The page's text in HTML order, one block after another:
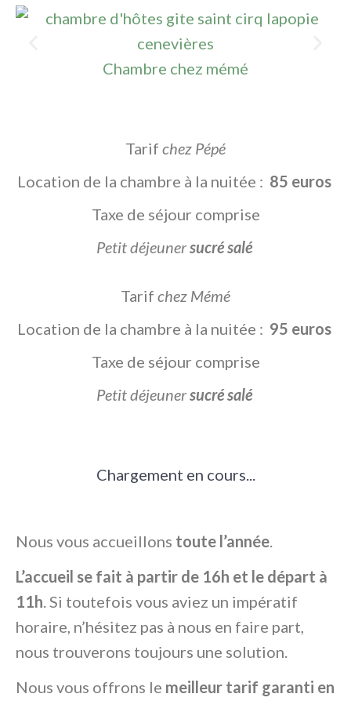
Chambre chez mémé
Tarif chez Pépé
Location de la chambre à la nuitée : 85 euros
Taxe de séjour comprise
Petit déjeunersucré salé
Tarif chez Mémé
Location de la chambre à la nuitée : 95 euros
Taxe de séjour comprise
Petit déjeunersucré salé
Chargement en cours...
Nous vous accueillons toute l’année.
L’accueil se fait à partir de 16h et le départ à
11h. Si toutefois vous aviez un impératif
horaire, n’hésitez pas à nous en faire part,
nous trouverons toujours une solution.
Nous vous offrons le meilleur tarif garanti en